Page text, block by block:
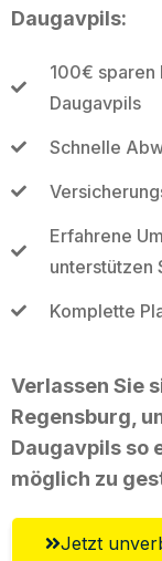
Daugavpils:
100€ sparen
Daugavpils
Schnelle
Erfahrene
unterstützen
Komplette
Verlassen Sie
Regensburg,
Daugavpils so
möglich zu
Jetzt